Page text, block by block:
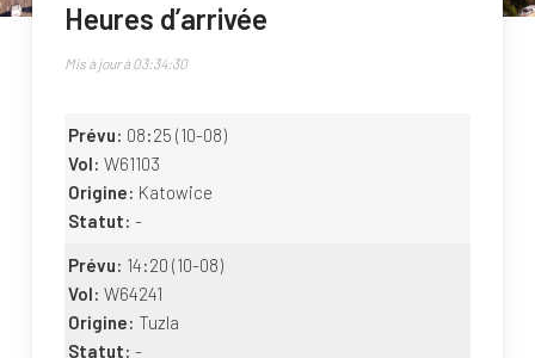
Heures d’arrivée
Mis à jour à 03:34:30
Prévu: 08:25(10-08)
Vol: W61103
Origine: Katowice
Statut: -
Prévu: 14:20(10-08)
Vol: W64241
Origine: Tuzla
Statut: -